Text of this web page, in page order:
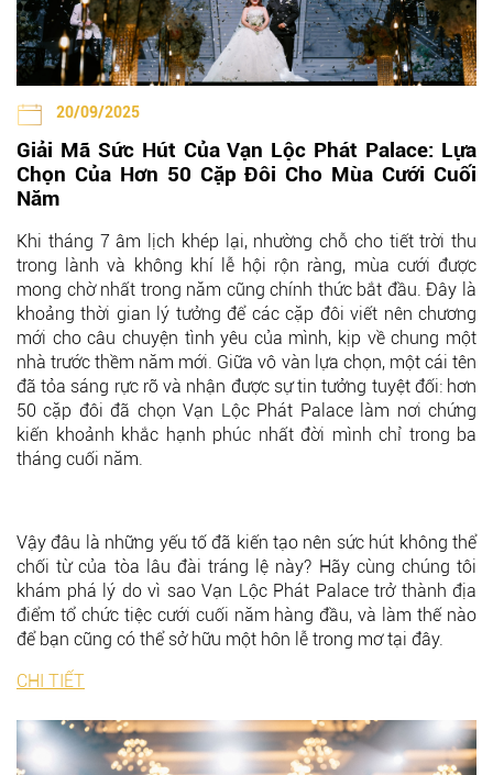
20/09/2025
Giải Mã Sức Hút Của Vạn Lộc Phát Palace: Lựa
Chọn Của Hơn 50 Cặp Đôi Cho Mùa Cưới Cuối
Năm
Khi tháng 7 âm lịch khép lại, nhường chỗ cho tiết trời thu
trong lành và không khí lễ hội rộn ràng, mùa cưới được
mong chờ nhất trong năm cũng chính thức bắt đầu. Đây là
khoảng thời gian lý tưởng để các cặp đôi viết nên chương
mới cho câu chuyện tình yêu của mình, kịp về chung một
nhà trước thềm năm mới. Giữa vô vàn lựa chọn, một cái tên
đã tỏa sáng rực rỡ và nhận được sự tin tưởng tuyệt đối: hơn
50 cặp đôi đã chọn Vạn Lộc Phát Palace làm nơi chứng
kiến khoảnh khắc hạnh phúc nhất đời mình chỉ trong ba
tháng cuối năm.
Vậy đâu là những yếu tố đã kiến tạo nên sức hút không thể
chối từ của tòa lâu đài tráng lệ này? Hãy cùng chúng tôi
khám phá lý do vì sao Vạn Lộc Phát Palacetrở thành địa
điểm tổ chức tiệc cưới cuối năm hàng đầu, và làm thế nào
để bạn cũng có thể sở hữu một hôn lễ trong mơ tại đây.
CHI TIẾT